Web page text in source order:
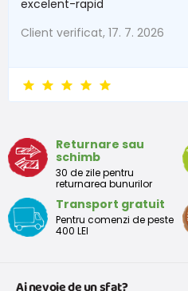
excelent-rapid
Client verificat, 17. 7. 2026
Returnare sau
schimb
30 de zile pentru
returnarea bunurilor
Transport gratuit
Pentru comenzi de peste
400 LEI